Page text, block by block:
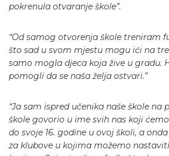
pokrenula otvaranje škole”.
“Od samog otvorenja škole treniram
što sad u svom mjestu mogu ići na
samo mogla djeca koja žive u gradu.
pomogli da se naša želja ostvari.”
“Ja sam ispred učenika naše škole na
škole govorio u ime svih nas koji
do svoje 16. godine u ovoj školi, a
za klubove u kojima možemo